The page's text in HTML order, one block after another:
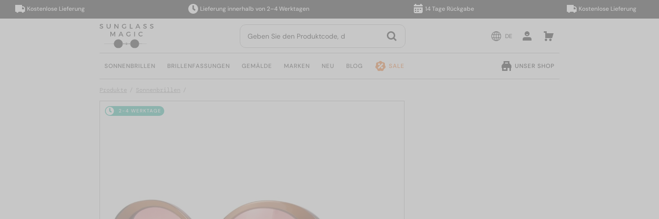
Kostenlose Lieferung Lieferung innerhalb von 2–4 Werktagen 14 Tage Rückgabe Kostenlose Lieferung
DE
SONNENBRILLEN BRILLENFASSUNGEN GEMÄLDE MARKEN NEU BLOG SALE UNSER SHOP
Produkte Sonnenbrillen
2-4 WERKTAGE